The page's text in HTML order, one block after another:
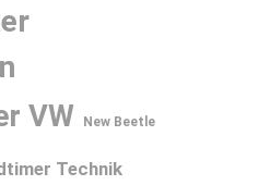
VW New Beetle
Technik